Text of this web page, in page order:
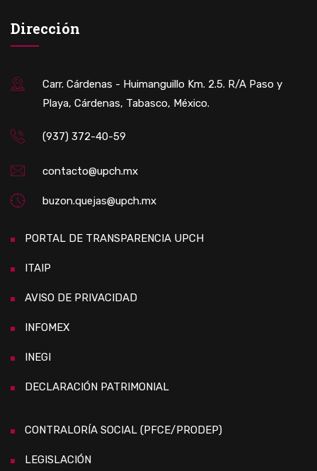
Dirección
Carr. Cárdenas - Huimanguillo Km. 2.5. R/A Paso y
Playa, Cárdenas, Tabasco, México.
(937) 372-40-59
contacto@upch.mx
buzon.quejas@upch.mx
PORTAL DE TRANSPARENCIA UPCH
ITAIP
AVISO DE PRIVACIDAD
INFOMEX
INEGI
DECLARACIÓN PATRIMONIAL
CONTRALORÍA SOCIAL (PFCE/PRODEP)
LEGISLACIÓN